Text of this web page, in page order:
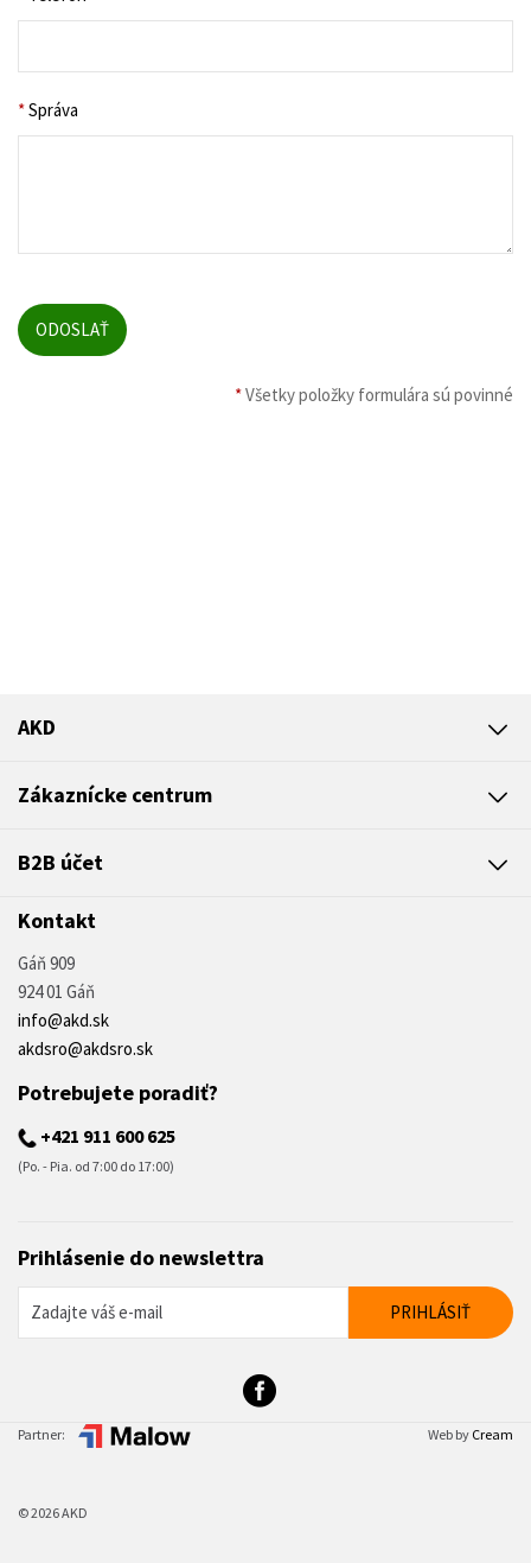
*Správa
*Všetky položky formulára sú povinné
AKD
Zákaznícke centrum
B2B účet
Kontakt
Gáň 909
924 01 Gáň
info@akd.sk
akdsro@akdsro.sk
Potrebujete poradiť?
+421 911 600 625
(Po. - Pia. od 7:00 do 17:00)
Prihlásenie do newslettra
Partner: Web by Cream
© 2026 AKD